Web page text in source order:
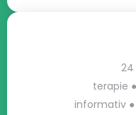
terapie ●
informativ●